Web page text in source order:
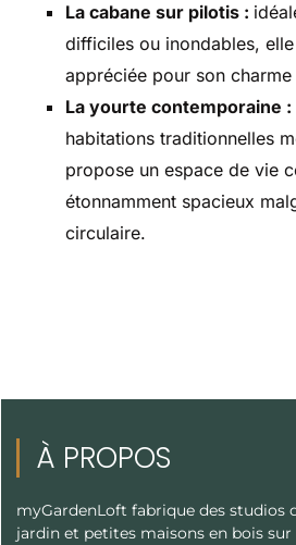
La cabane sur pilotis :
difficiles ou inondables,
appréciée pour son
La yourte contemporaine :
habitations traditionnelles
propose un espace de vie
étonnamment spacieux
circulaire.
À PROPOS
myGardenLoft fabrique des studios
jardin et petites maisons en bois sur